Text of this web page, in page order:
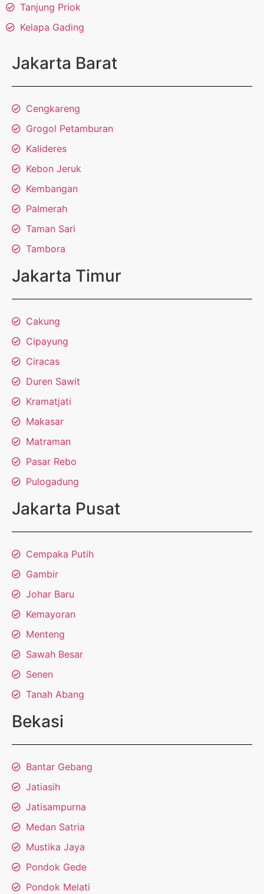
Tanjung Priok
Kelapa Gading
Jakarta Barat
Cengkareng
Grogol Petamburan
Kalideres
Kebon Jeruk
Kembangan
Palmerah
Taman Sari
Tambora
Jakarta Timur
Cakung
Cipayung
Ciracas
Duren Sawit
Kramatjati
Makasar
Matraman
Pasar Rebo
Pulogadung
Jakarta Pusat
Cempaka Putih
Gambir
Johar Baru
Kemayoran
Menteng
Sawah Besar
Senen
Tanah Abang
Bekasi
Bantar Gebang
Jatiasih
Jatisampurna
Medan Satria
Mustika Jaya
Pondok Gede
Pondok Melati